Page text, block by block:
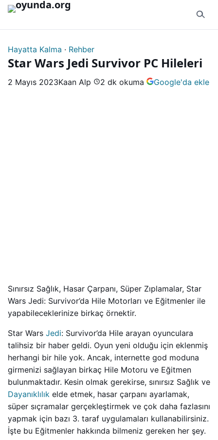
İçeriğe geç
Hayatta Kalma · Rehber
Star Wars Jedi Survivor PC Hileleri
2 Mayıs 2023Kaan Alp 2 dk okuma Google'da ekle
Sınırsız Sağlık, Hasar Çarpanı, Süper Zıplamalar, Star
Wars Jedi: Survivor’da Hile Motorları ve Eğitmenler ile
yapabileceklerinize birkaç örnektir.
Star Wars Jedi: Survivor’da Hile arayan oyunculara
talihsiz bir haber geldi. Oyun yeni olduğu için eklenmiş
herhangi bir hile yok. Ancak, internette god moduna
girmenizi sağlayan birkaç Hile Motoru ve Eğitmen
bulunmaktadır. Kesin olmak gerekirse, sınırsız Sağlık ve
Dayanıklılık elde etmek, hasar çarpanı ayarlamak,
süper sıçramalar gerçekleştirmek ve çok daha fazlasını
yapmak için bazı 3. taraf uygulamaları kullanabilirsiniz.
İşte bu Eğitmenler hakkında bilmeniz gereken her şey.